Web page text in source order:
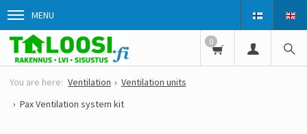
MENU
0
Ventilation
Ventilation units
Pax Ventilation system kit